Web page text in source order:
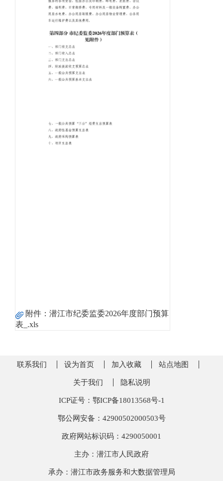
附件： 潜江市纪委监委2026年度部门预算
表_.xls
联系我们 设为首页 加入收藏 站点地图
关于我们 隐私说明
ICP证号：鄂ICP备18013568号-1
鄂公网安备：42900502000503号
政府网站标识码：4290050001
主办：潜江市人民政府
承办：潜江市政务服务和大数据管理局